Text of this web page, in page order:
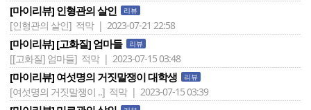
[마이리뷰] 인형관의 살인 리뷰
[인형관의 살인] 적막 | 2023-07-21 22:58
[마이리뷰] [고화질] 엄마들 리뷰
[[고화질] 엄마들] 적막 | 2023-07-15 03:48
[마이리뷰] 여섯명의 거짓말쟁이 대학생 리뷰
[여섯명의 거짓말쟁이 ..] 적막 | 2023-07-15 03:39